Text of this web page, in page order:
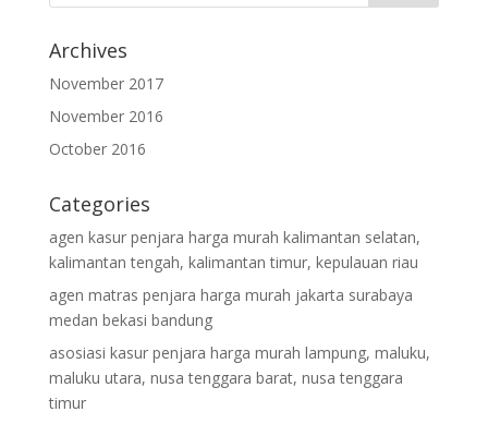
Archives
November 2017
November 2016
October 2016
Categories
agen kasur penjara harga murah kalimantan selatan,
kalimantan tengah, kalimantan timur, kepulauan riau
agen matras penjara harga murah jakarta surabaya
medan bekasi bandung
asosiasi kasur penjara harga murah lampung, maluku,
maluku utara, nusa tenggara barat, nusa tenggara
timur